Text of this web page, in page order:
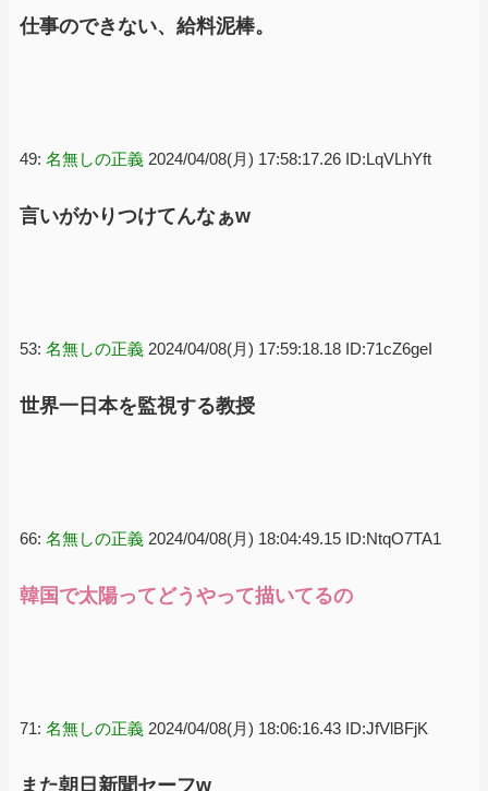
仕事のできない、給料泥棒。
49: 名無しの正義 2024/04/08(月) 17:58:17.26 ID:LqVLhYft
言いがかりつけてんなぁw
53: 名無しの正義 2024/04/08(月) 17:59:18.18 ID:71cZ6geI
世界一日本を監視する教授
66: 名無しの正義 2024/04/08(月) 18:04:49.15 ID:NtqO7TA1
韓国で太陽ってどうやって描いてるの
71: 名無しの正義 2024/04/08(月) 18:06:16.43 ID:JfVlBFjK
また朝日新聞セーフw